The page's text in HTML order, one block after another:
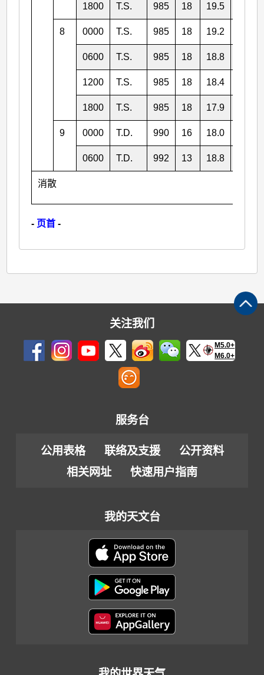
1800 T.S. 985 18 19.5
8 0000 T.S. 985 18 19.2
0600 T.S. 985 18 18.8
1200 T.S. 985 18 18.4
1800 T.S. 985 18 17.9
9 0000 T.D. 990 16 18.0
0600 T.D. 992 13 18.8
消散
- 页首 -
关注我们
M5.0+
M6.0+
服务台
公用表格 联络及支援
公开资料
相关网址
快速用户指南
我的天文台